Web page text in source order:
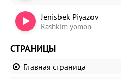
Jenisbek Piyazov
Rashkim yomon
СТРАНИЦЫ
Главная страница